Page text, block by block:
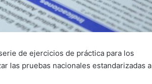
de ejercicios de práctica para los
las pruebas nacionales estandarizadas a